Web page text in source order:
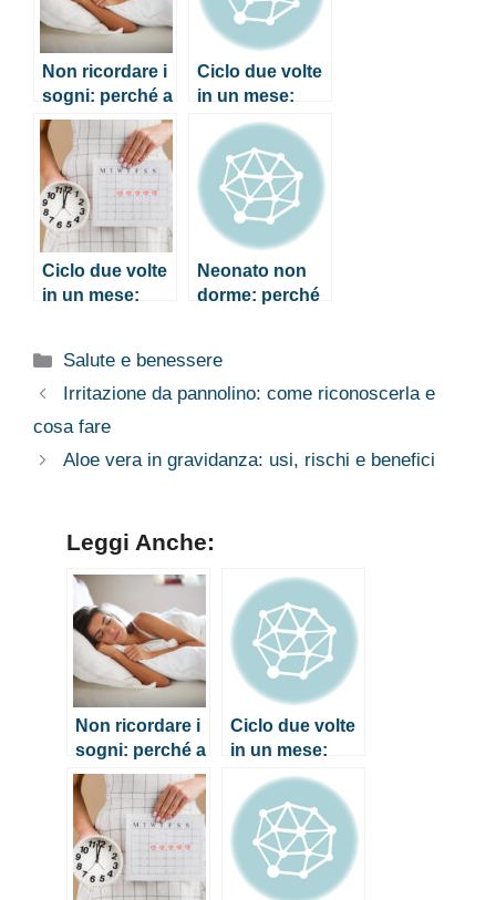
Non ricordare i
sogni: perché a
volte succede?
Ciclo due volte
in un mese:
perché
succede?
Ciclo due volte
in un mese:
Neonato non
dorme: perché
Categorie
Salute e benessere
Irritazione da pannolino: come riconoscerla e
cosa fare
Aloe vera in gravidanza: usi, rischi e benefici
Leggi Anche:
Non ricordare i
sogni: perché a
volte succede?
Ciclo due volte
in un mese:
perché
succede?